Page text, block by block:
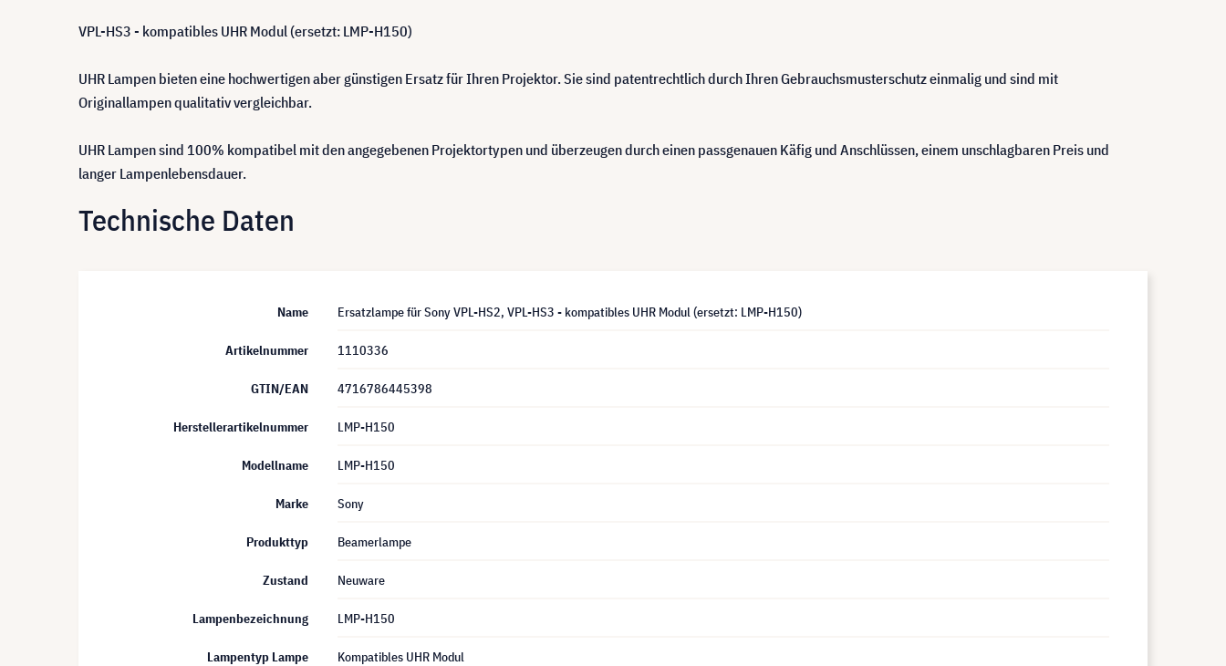
VPL-HS3 - kompatibles UHR Modul (ersetzt: LMP-H150)
UHR Lampen bieten eine hochwertigen aber günstigen Ersatz für Ihren Projektor. Sie sind patentrechtlich durch Ihren Gebrauchsmusterschutz einmalig und sind mit
Originallampen qualitativ vergleichbar.
UHR Lampen sind 100% kompatibel mit den angegebenen Projektortypen und überzeugen durch einen passgenauen Käfig und Anschlüssen, einem unschlagbaren Preis und
langer Lampenlebensdauer.
Technische Daten
Name Ersatzlampe für Sony VPL-HS2, VPL-HS3 - kompatibles UHR Modul (ersetzt: LMP-H150)
Artikelnummer 1110336
GTIN/EAN 4716786445398
Herstellerartikelnummer LMP-H150
Modellname LMP-H150
Marke Sony
Produkttyp Beamerlampe
Zustand Neuware
Lampenbezeichnung LMP-H150
Lampentyp Lampe Kompatibles UHR Modul